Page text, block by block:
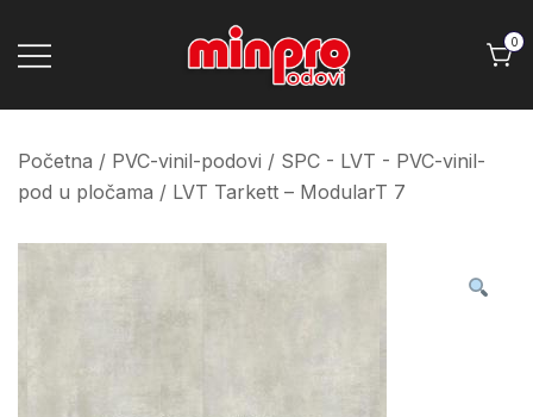
Minpro podovi
0
Početna / PVC-vinil-podovi / SPC - LVT - PVC-vinil-
pod u pločama / LVT Tarkett – ModularT 7